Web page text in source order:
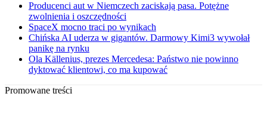
Producenci aut w Niemczech zaciskają pasa. Potężne
zwolnienia i oszczędności
SpaceX mocno traci po wynikach
Chińska AI uderza w gigantów. Darmowy Kimi3 wywołał
panikę na rynku
Ola Källenius, prezes Mercedesa: Państwo nie powinno
dyktować klientowi, co ma kupować
Promowane treści